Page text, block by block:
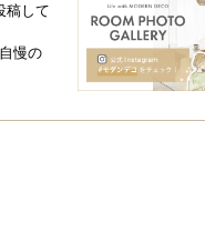
ワイド設計
稿して
慢の